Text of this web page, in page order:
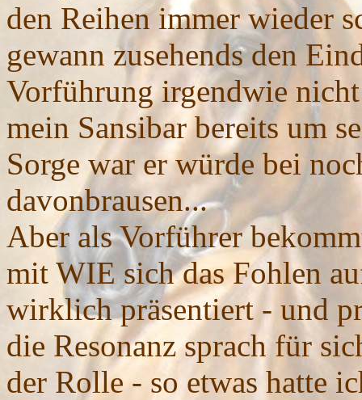
den Reihen immer wieder
gewann zusehends den
Vorführung irgendwie
mein Sansibar bereits um
Sorge war er würde bei
davonbrausen...
Aber als Vorführer
mit WIE sich das Fohlen
wirklich präsentiert - und
die Resonanz sprach für
der Rolle - so etwas hatte